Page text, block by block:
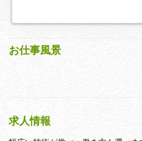
お仕事風景
求人情報